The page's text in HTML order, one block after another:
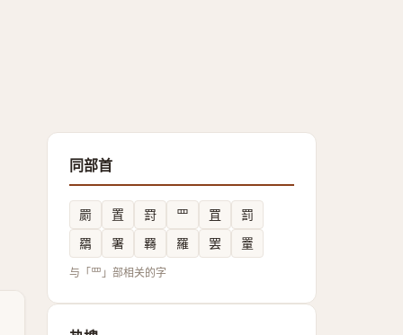
同部首
罽 置 罸 罒 罝
罰
羂
署 羇 羅 罢 罿
与「罒」部相关的字